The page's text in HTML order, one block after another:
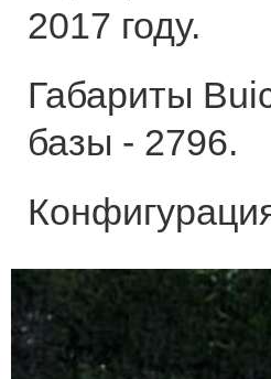
2017 году.
Габариты
базы - 2796.